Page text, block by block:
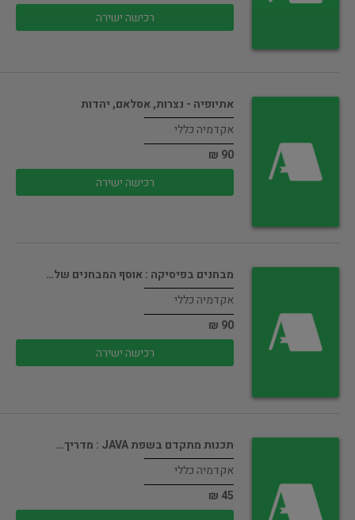
רכישה ישירה
אתיופיה - נצרות, אסלאם, יהדות
אקדמיה כללי
90 ₪
רכישה ישירה
מבחנים בפיסיקה : אוסף המבחנים של…
אקדמיה כללי
90 ₪
רכישה ישירה
תכנות מתקדם בשפת JAVA : מדריך…
אקדמיה כללי
45 ₪